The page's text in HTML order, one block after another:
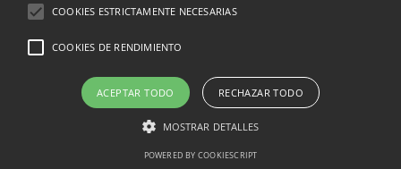
Sábado Cerrado
Domingo
[/su_icon_text]
COOKIES ESTRICTAMENTE NECESARIAS
COOKIES DE RENDIMIENTO
ACEPTAR TODO RECHAZAR TODO
MOSTRAR DETALLES
POWERED BY COOKIESCRIPT